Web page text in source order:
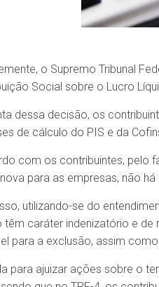
o Supremo Tribunal
Social sobre o Lucro
dessa decisão, os
de cálculo do PIS e da
com os contribuintes, pelo
para as empresas, não
utilizando-se do
têm caráter indenizatório e
para a exclusão, assim
para ajuizar ações sobre o